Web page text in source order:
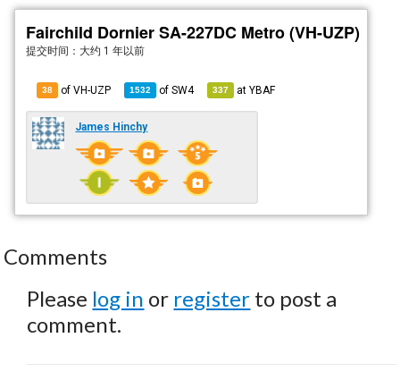
Fairchild Dornier SA-227DC Metro (VH-UZP)
提交时间： 大约 1 年以前
38 of VH-UZP 1532 ofSW4 337 atYBAF
James Hinchy
Comments
Please log in or register to post a
comment.